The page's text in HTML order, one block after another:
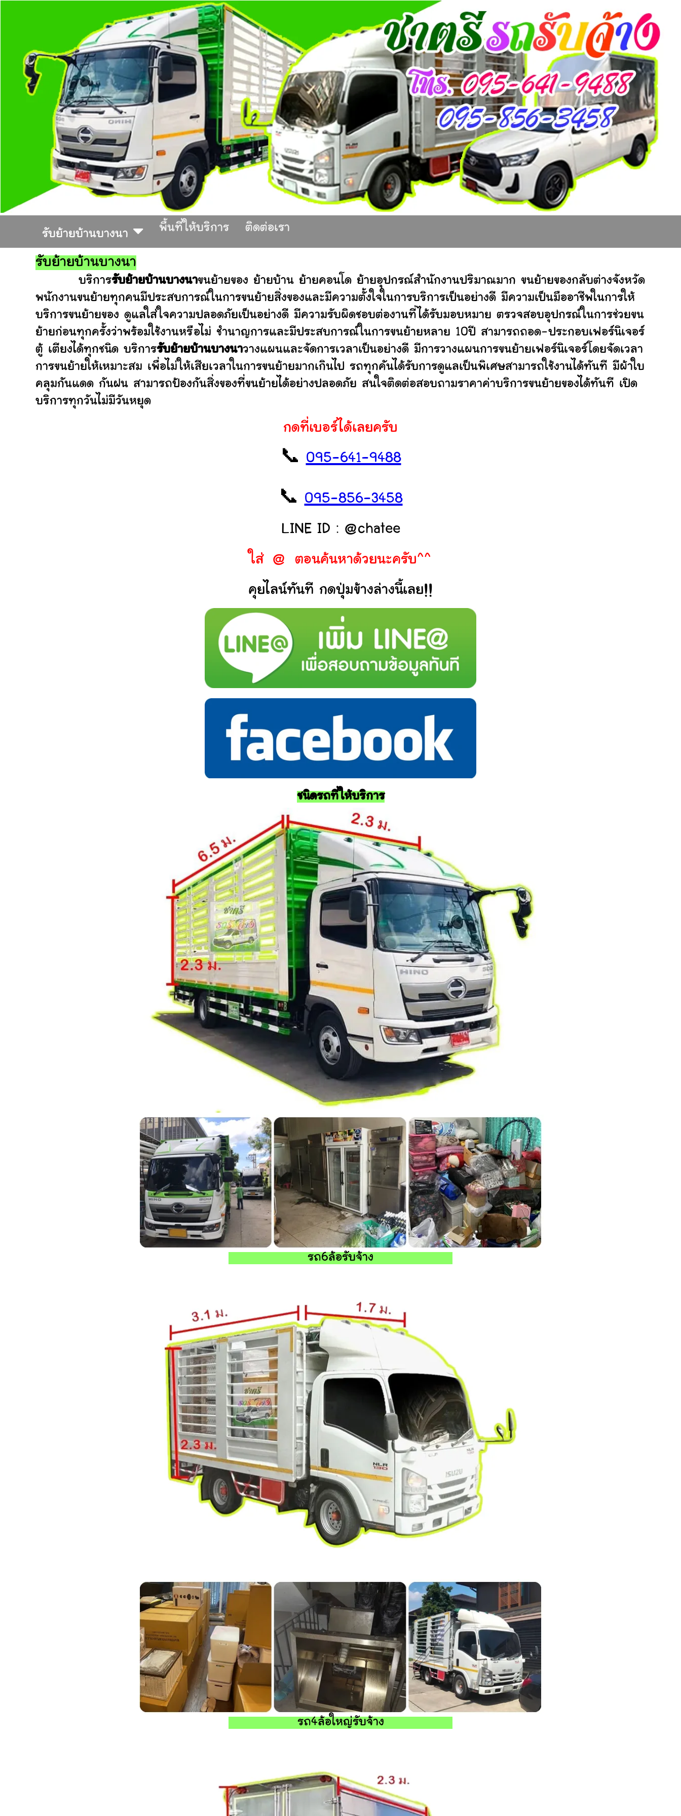
รับย้ายบ้านบางนา
พื้นที่ให้บริการ ติดต่อเรา
รับย้ายบ้านบางนา
บริการรับย้ายบ้านบางนาขนย้ายของ ย้ายบ้าน ย้ายคอนโด ย้ายอุปกรณ์สำนักงานปริมาณมาก ขนย้ายของกลับต่างจังหวัด
พนักงานขนย้ายทุกคนมีประสบการณ์ในการขนย้ายสิ่งของและมีความตั้งใจในการบริการเป็นอย่างดี มีความเป็นมืออาชีพในการให้
บริการขนย้ายของ ดูแลใส่ใจความปลอดภัยเป็นอย่างดี มีความรับผิดชอบต่องานที่ได้รับมอบหมาย ตรวจสอบอุปกรณ์ในการช่วยขน
ย้ายก่อนทุกครั้งว่าพร้อมใช้งานหรือไม่ ชำนาญการและมีประสบการณ์ในการขนย้ายหลาย 10ปี สามารถถอด-ประกอบเฟอร์นิเจอร์
ตู้ เตียงได้ทุกชนิด บริการรับย้ายบ้านบางนาวางแผนและจัดการเวลาเป็นอย่างดี มีการวางแผนการขนย้ายเฟอร์นิเจอร์โดยจัดเวลา
การขนย้ายให้เหมาะสม เพื่อไม่ให้เสียเวลาในการขนย้ายมากเกินไป รถทุกคันได้รับการดูแลเป็นพิเศษสามารถใช้งานได้ทันที มีผ้าใบ
คลุมกันแดด กันฝน สามารถป้องกันสิ่งของที่ขนย้ายได้อย่างปลอดภัย สนใจติดต่อสอบถามราคาค่าบริการขนย้ายของได้ทันที เปิด
บริการทุกวันไม่มีวันหยุด
กดที่เบอร์ได้เลยครับ
📞 095-641-9488
📞 095-856-3458
LINE ID : @chatee
ใส่ @ ตอนค้นหาด้วยนะครับ^^
คุยไลน์ทันที กดปุ่มข้างล่างนี้เลย!!
ชนิดรถที่ให้บริการ
รถ6ล้อรับจ้าง
รถ4ล้อใหญ่รับจ้าง